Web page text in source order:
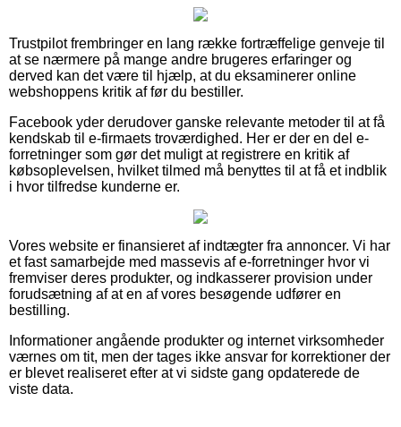
Trustpilot frembringer en lang række fortræffelige genveje til
at se nærmere på mange andre brugeres erfaringer og
derved kan det være til hjælp, at du eksaminerer online
webshoppens kritik af før du bestiller.
Facebook yder derudover ganske relevante metoder til at få
kendskab til e-firmaets troværdighed. Her er der en del e-
forretninger som gør det muligt at registrere en kritik af
købsoplevelsen, hvilket tilmed må benyttes til at få et indblik
i hvor tilfredse kunderne er.
Vores website er finansieret af indtægter fra annoncer. Vi har
et fast samarbejde med massevis af e-forretninger hvor vi
fremviser deres produkter, og indkasserer provision under
forudsætning af at en af vores besøgende udfører en
bestilling.
Informationer angående produkter og internet virksomheder
værnes om tit, men der tages ikke ansvar for korrektioner der
er blevet realiseret efter at vi sidste gang opdaterede de
viste data.